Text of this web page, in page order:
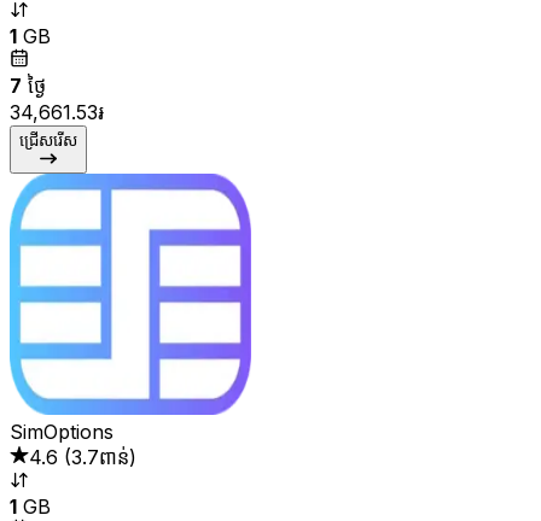
1 GB
7 ថ្ងៃ
34,661.53៛
ជ្រើសរើស
SimOptions
4.6 (3.7ពាន់)
1 GB